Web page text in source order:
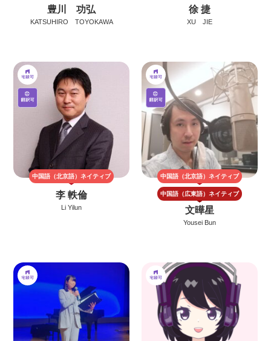
豊川 功弘
KATSUHIRO TOYOKAWA
徐 捷
XU JIE
中国語（北京語）ネイティブ
李 軼倫
Li Yilun
中国語（北京語） ネイティブ
中国語（広東語） ネイティブ
文曄星
Yousei Bun